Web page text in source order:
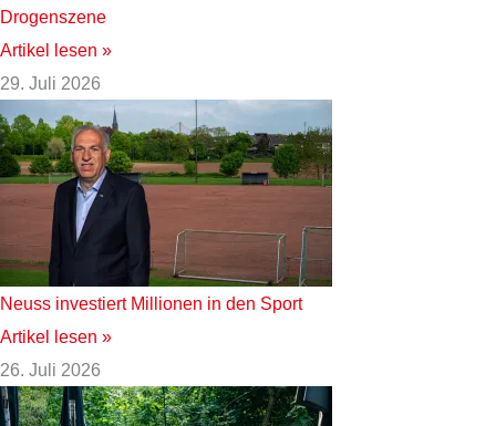
Drogenszene
Artikel lesen »
29. Juli 2026
Neuss investiert Millionen in den Sport
Artikel lesen »
26. Juli 2026